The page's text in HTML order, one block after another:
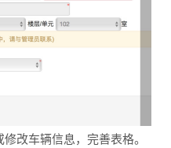
改车辆信息，完善表格。